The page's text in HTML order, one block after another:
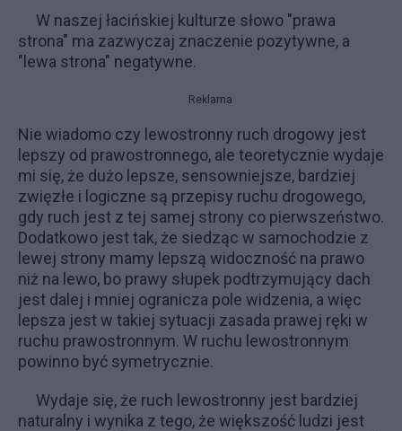
W naszej łacińskiej kulturze słowo "prawa
strona" ma zazwyczaj znaczenie pozytywne, a
"lewa strona" negatywne.
Reklama
Nie wiadomo czy lewostronny ruch drogowy jest
lepszy od prawostronnego, ale teoretycznie wydaje
mi się, że dużo lepsze, sensowniejsze, bardziej
zwięzłe i logiczne są przepisy ruchu drogowego,
gdy ruch jest z tej samej strony co pierwszeństwo.
Dodatkowo jest tak, że siedząc w samochodzie z
lewej strony mamy lepszą widoczność na prawo
niż na lewo, bo prawy słupek podtrzymujący dach
jest dalej i mniej ogranicza pole widzenia, a więc
lepsza jest w takiej sytuacji zasada prawej ręki w
ruchu prawostronnym. W ruchu lewostronnym
powinno być symetrycznie.
Wydaje się, że ruch lewostronny jest bardziej
naturalny i wynika z tego, że większość ludzi jest